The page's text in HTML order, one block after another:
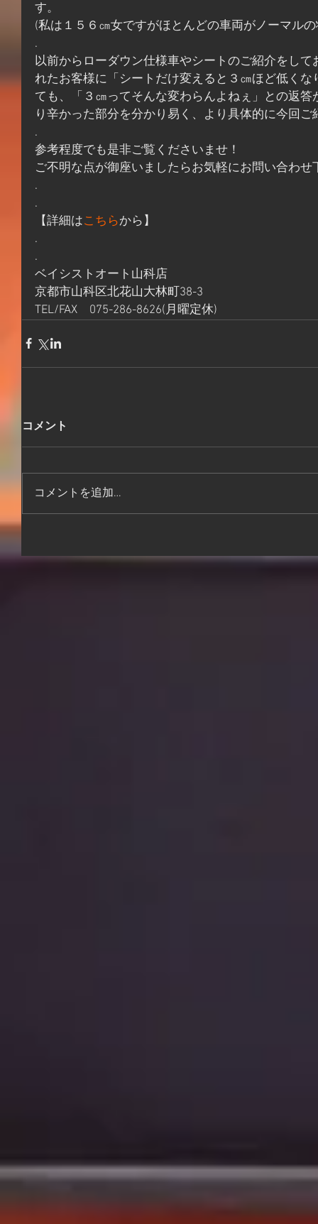
す。
(私は１５６㎝女ですがほとんどの車両がノーマル
.
以前からローダウン仕様車やシートのご紹介をし
れたお客様に「シートだけ変えると３㎝ほど低く
ても、「３㎝ってそんな変わらんよねぇ」との返
り辛かった部分を分かり易く、より具体的に今回
.
参考程度でも是非ご覧くださいませ！
ご不明な点が御座いましたらお気軽にお問い合わせ
.
.
【詳細はこちらから】
.
.
ベイシストオート山科店
京都市山科区北花山大林町38-3
TEL/FAX　075-286-8626(月曜定休)
コメント
コメントを追加…